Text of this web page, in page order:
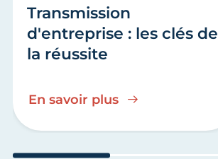
Transmission
d'entreprise : les clés de
la réussite
En savoir plus